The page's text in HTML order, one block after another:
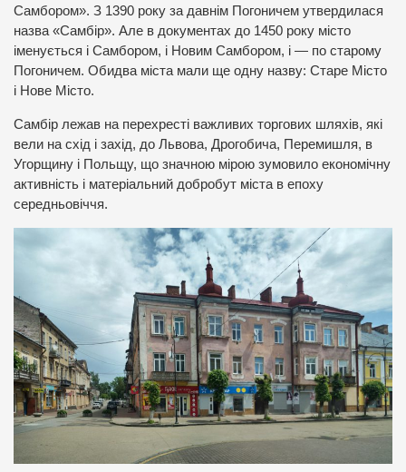
Самбором». З 1390 року за давнім Погоничем утвердилася
назва «Самбір». Але в документах до 1450 року місто
іменується і Самбором, і Новим Самбором, і — по старому
Погоничем. Обидва міста мали ще одну назву: Старе Місто
і Нове Місто.
Самбір лежав на перехресті важливих торгових шляхів, які
вели на схід і захід, до Львова, Дрогобича, Перемишля, в
Угорщину і Польщу, що значною мірою зумовило економічну
активність і матеріальний добробут міста в епоху
середньовіччя.